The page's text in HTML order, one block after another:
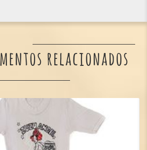
relacionados